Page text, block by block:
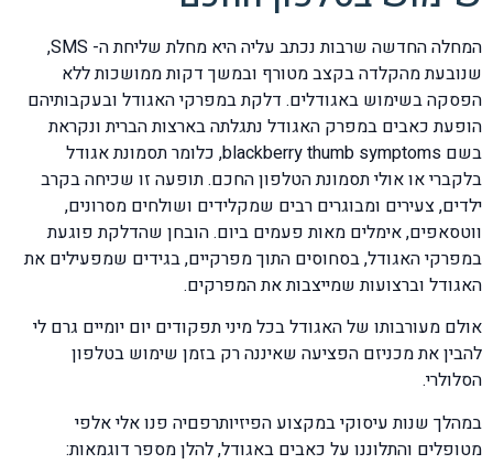
המחלה החדשה שרבות נכתב עליה היא מחלת שליחת ה- SMS,
שנובעת מהקלדה בקצב מטורף ובמשך דקות ממושכות ללא
הפסקה בשימוש באגודלים. דלקת במפרקי האגודל ובעקבותיהם
הופעת כאבים במפרק האגודל נתגלתה בארצות הברית ונקראת
בשם blackberry thumb symptoms, כלומר תסמונת אגודל
בלקברי או אולי תסמונת הטלפון החכם. תופעה זו שכיחה בקרב
ילדים, צעירים ומבוגרים רבים שמקלידים ושולחים מסרונים,
ווטסאפים, אימלים מאות פעמים ביום. הובחן שהדלקת פוגעת
במפרקי האגודל, בסחוסים התוך מפרקיים, בגידים שמפעילים את
האגודל וברצועות שמייצבות את המפרקים.
אולם מעורבותו של האגודל בכל מיני תפקודים יום יומיים גרם לי
להבין את מכניזם הפציעה שאיננה רק בזמן שימוש בטלפון
הסלולרי.
במהלך שנות עיסוקי במקצוע הפיזיותרפםיה פנו אלי אלפי
מטופלים והתלוננו על כאבים באגודל, להלן מספר דוגמאות: